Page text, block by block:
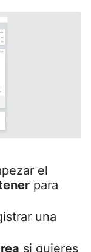
el
para
una
si quieres